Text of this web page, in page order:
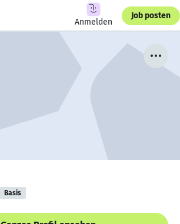
Anmelden
Job posten
Basis